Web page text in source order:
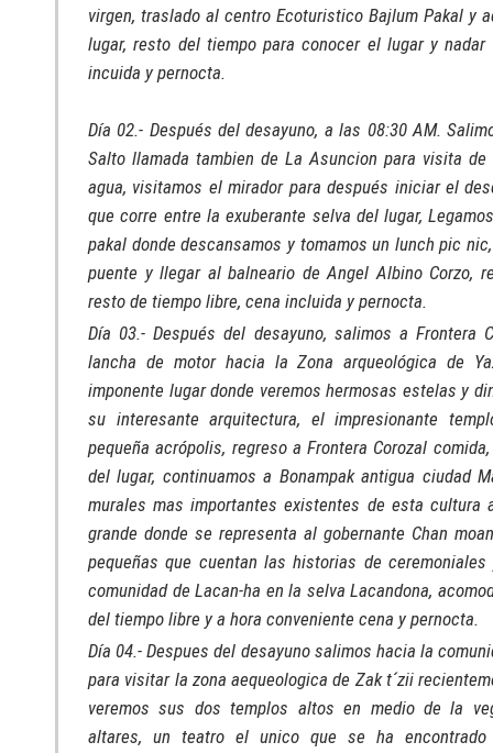
virgen, traslado al centro Ecoturistico Bajlum Pakal y
lugar, resto del tiempo para conocer el lugar y
incuida y pernocta.
Día 02.- Después del desayuno, a las 08:30 AM.
Salto llamada tambien de La Asuncion para visita
agua, visitamos el mirador para después iniciar el
que corre entre la exuberante selva del lugar,
pakal donde descansamos y tomamos un lunch pic
puente y llegar al balneario de Angel Albino Corzo,
resto de tiempo libre, cena incluida y pernocta.
Día 03.- Después del desayuno, salimos a Frontera
lancha de motor hacia la Zona arqueológica de
imponente lugar donde veremos hermosas estelas y
su interesante arquitectura, el impresionante
pequeña acrópolis, regreso a Frontera Corozal
del lugar, continuamos a Bonampak antigua ciudad
murales mas importantes existentes de esta cultura
grande donde se representa al gobernante Chan
pequeñas que cuentan las historias de
comunidad de Lacan-ha en la selva Lacandona,
del tiempo libre y a hora conveniente cena y pernocta.
Día 04.- Despues del desayuno salimos hacia la
para visitar la zona aequeologica de Zak t´zii
veremos sus dos templos altos en medio de la
altares, un teatro el unico que se ha